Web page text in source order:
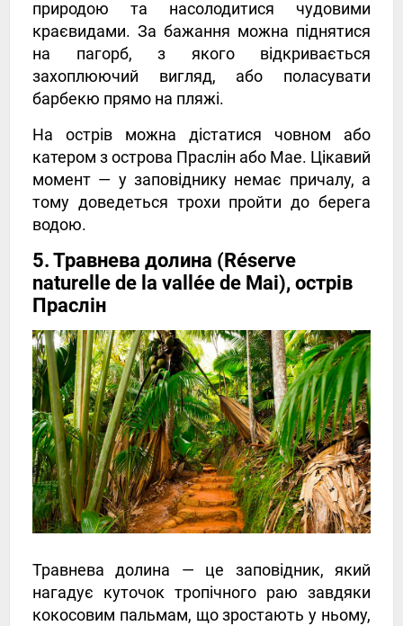
природою та насолодитися чудовими
краєвидами. За бажання можна піднятися
на пагорб, з якого відкривається
захоплюючий вигляд, або поласувати
барбекю прямо на пляжі.
На острів можна дістатися човном або
катером з острова Праслін або Мае. Цікавий
момент — у заповіднику немає причалу, а
тому доведеться трохи пройти до берега
водою.
5. Травнева долина (Réserve
naturelle de la vallée de Mai), острів
Праслін
Травнева долина — це заповідник, який
нагадує куточок тропічного раю завдяки
кокосовим пальмам, що зростають у ньому,